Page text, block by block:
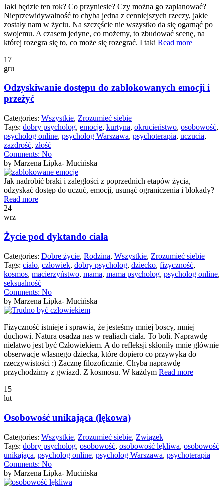
Jaki będzie ten rok? Co przyniesie? Czy można go zaplanować?
Nieprzewidywalność to chyba jedna z cenniejszych rzeczy, jakie
zostały nam w życiu. Na szczęście nie wszystko da się ogarnąć po
swojemu. A czasem jedyne, co możemy, to zbudować scenę, na
której rozegra się to, co może się rozegrać. I taki Read more
17
gru
Odzyskiwanie dostępu do zablokowanych emocji i
przeżyć
Categories: Wszystkie, Zrozumieć siebie
Tags: dobry psycholog, emocje, kurtyna, okrucieństwo, osobowość,
psycholog online, psycholog Warszawa, psychoterapia, uczucia,
zazdrość, złość
Comments: No
by Marzena Lipka- Mucińska
Jak nadrobić braki i zaległości z poprzednich etapów życia,
odzyskać dostęp do uczuć, emocji, usunąć ograniczenia i blokady?
Read more
24
wrz
Życie pod dyktando ciała
Categories: Dobre życie, Rodzina, Wszystkie, Zrozumieć siebie
Tags: ciało, człowiek, dobry psycholog, dziecko, fizyczność,
kosmos, macierzyństwo, mama, mama psycholog, psycholog online,
seksualność
Comments: No
by Marzena Lipka- Mucińska
Fizyczność istnieje i sprawia, że jesteśmy mniej boscy, mniej
duchowi. Natura osadza nas w realiach ciała. To boli. Naprawdę
niełatwo jest być Człowiekiem. A do refleksji skłoniły mnie głównie
obserwacje własnego dziecka, które dopiero co przywyka do
rzeczywistości :) Zacznę filozoficznie. Chyba naprawdę
przychodzimy z gwiazd. Z kosmosu. W każdym Read more
15
lut
Osobowość unikająca (lękowa)
Categories: Wszystkie, Zrozumieć siebie, Związek
Tags: dobry psycholog, osobowość, osobowość lękliwa, osobowość
unikająca, psycholog online, psycholog Warszawa, psychoterapia
Comments: No
by Marzena Lipka- Mucińska